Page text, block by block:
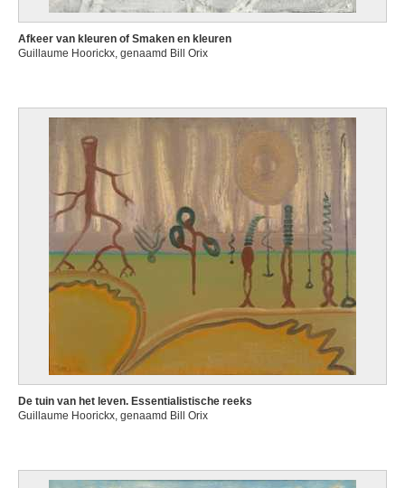
Afkeer van kleuren of Smaken en kleuren
Guillaume Hoorickx, genaamd Bill Orix
De tuin van het leven. Essentialistische reeks
Guillaume Hoorickx, genaamd Bill Orix